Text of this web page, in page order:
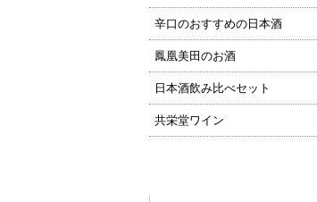
辛口のおすすめの日本酒
鳳凰美田のお酒
日本酒飲み比べセット
共栄堂ワイン